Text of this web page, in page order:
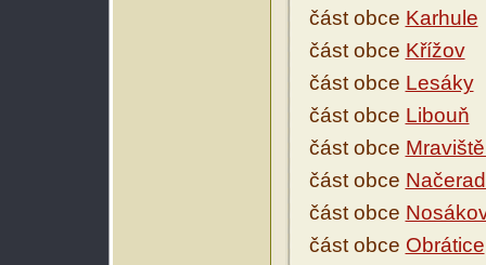
část obce Karhule
část obce Křížov
část obce Lesáky
část obce Libouň
část obce
část obce
část obce
část obce Obrátice